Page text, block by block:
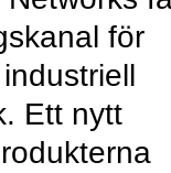
för
Ett nytt